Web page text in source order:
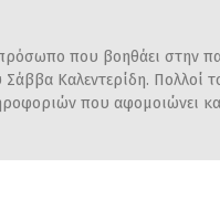
που βοηθάει στην
Σάββα Καλεντερίδη.
που αφομοιώνει